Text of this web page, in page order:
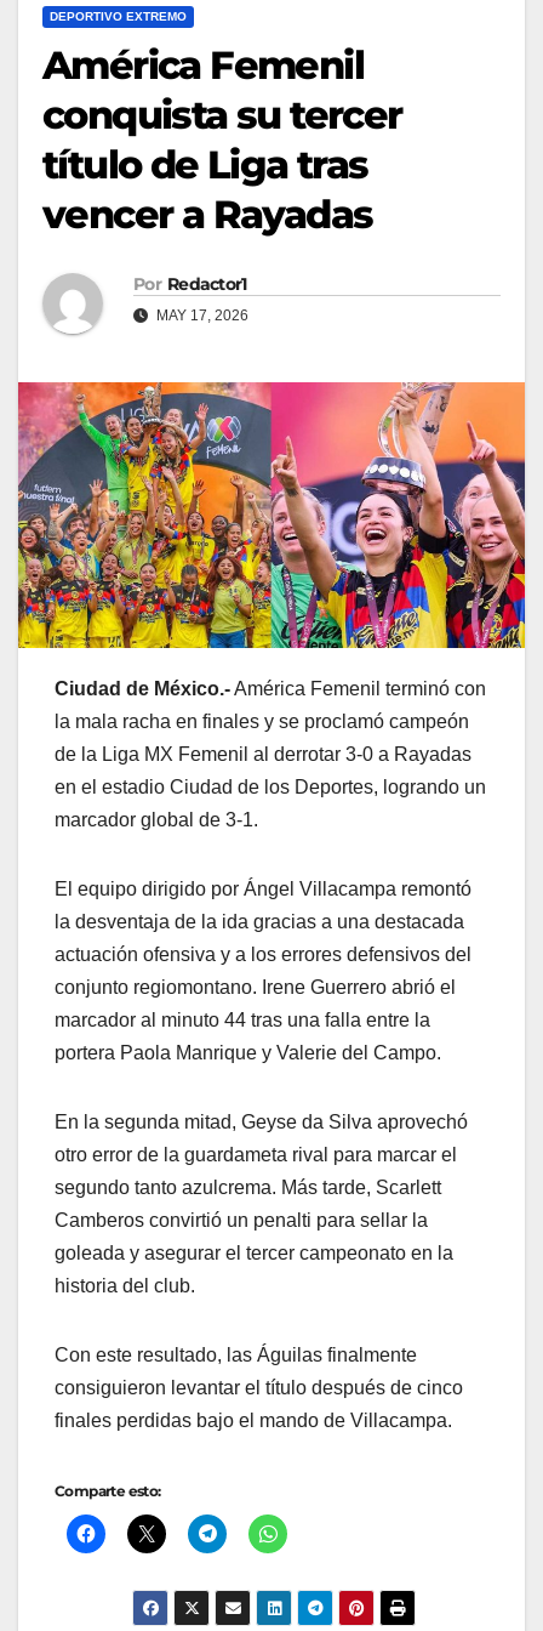
DEPORTIVO EXTREMO
América Femenil
conquista su tercer
título de Liga tras
vencer a Rayadas
Por Redactor1
MAY 17, 2026
Ciudad de México.-América Femenil terminó con
la mala racha en finales y se proclamó campeón
de la Liga MX Femenil al derrotar 3-0 a Rayadas
en el estadio Ciudad de los Deportes, logrando un
marcador global de 3-1.
El equipo dirigido por Ángel Villacampa remontó
la desventaja de la ida gracias a una destacada
actuación ofensiva y a los errores defensivos del
conjunto regiomontano. Irene Guerrero abrió el
marcador al minuto 44 tras una falla entre la
portera Paola Manrique y Valerie del Campo.
En la segunda mitad, Geyse da Silva aprovechó
otro error de la guardameta rival para marcar el
segundo tanto azulcrema. Más tarde, Scarlett
Camberos convirtió un penalti para sellar la
goleada y asegurar el tercer campeonato en la
historia del club.
Con este resultado, las Águilas finalmente
consiguieron levantar el título después de cinco
finales perdidas bajo el mando de Villacampa.
Comparte esto: